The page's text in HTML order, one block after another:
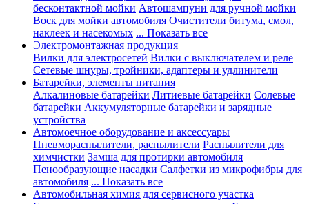
бесконтактной мойки Автошампуни для ручной мойки
Воск для мойки автомобиля Очистители битума, смол,
наклеек и насекомых ... Показать все
Электромонтажная продукция
Вилки для электросетей Вилки с выключателем и реле
Сетевые шнуры, тройники, адаптеры и удлинители
Батарейки, элементы питания
Алкалиновые батарейки Литиевые батарейки Солевые
батарейки Аккумуляторные батарейки и зарядные
устройства
Автомоечное оборудование и аксессуары
Пневмораспылители, распылители Распылители для
химчистки Замша для протирки автомобиля
Пенообразующие насадки Салфетки из микрофибры для
автомобиля ... Показать все
Автомобильная химия для сервисного участка